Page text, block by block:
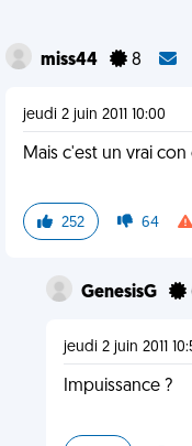
miss44 8
jeudi 2 juin 2011 10:00
Mais c'est un vrai con
252 64
GenesisG
jeudi 2 juin 2011
Impuissance ?